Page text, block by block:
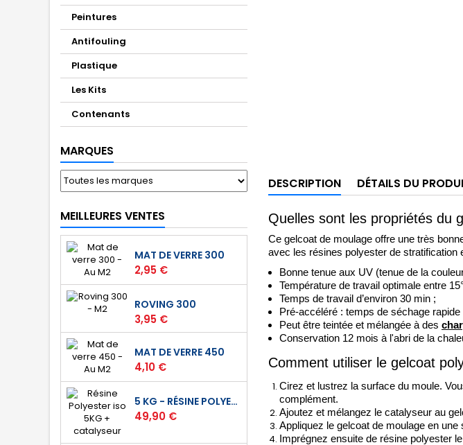
Peintures
Antifouling
Plastique
Les Kits
Contenants
MARQUES
MEILLEURES VENTES
MAT DE VERRE 300
Prix
2,95 €
ROVING 300
Prix
3,95 €
MAT DE VERRE 450
Prix
4,10 €
5 KG - RÉSINE POLYESTER ISO DE STRATIFICATION
Prix
49,90 €
DESCRIPTION DÉTAILS DU
Quelles sont les propriétés du
Ce gelcoat de moulage offre une très
avec les résines polyester de stratification
Bonne tenue aux UV (tenue de la
Température de travail optimale entre
Temps de travail d’environ 30 min ;
Pré-accéléré : temps de séchage
Peut être teintée et mélangée à des
Conservation 12 mois à l'abri de la
Comment utiliser le gelcoat
Cirez et lustrez la surface du moule.
complément.
Ajoutez et mélangez le catalyseur au
Appliquez le gelcoat de moulage en
Imprégnez ensuite de résine polyester